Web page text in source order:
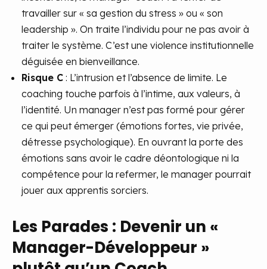
travailler sur « sa gestion du stress » ou « son
leadership ». On traite l’individu pour ne pas avoir à
traiter le système. C’est une violence institutionnelle
déguisée en bienveillance.
Risque C : L’intrusion et l’absence de limite. Le
coaching touche parfois à l’intime, aux valeurs, à
l’identité. Un manager n’est pas formé pour gérer
ce qui peut émerger (émotions fortes, vie privée,
détresse psychologique). En ouvrant la porte des
émotions sans avoir le cadre déontologique ni la
compétence pour la refermer, le manager pourrait
jouer aux apprentis sorciers.
Les Parades : Devenir un «
Manager-Développeur »